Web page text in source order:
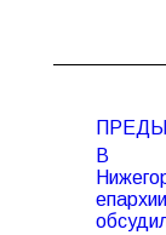
В
епархии